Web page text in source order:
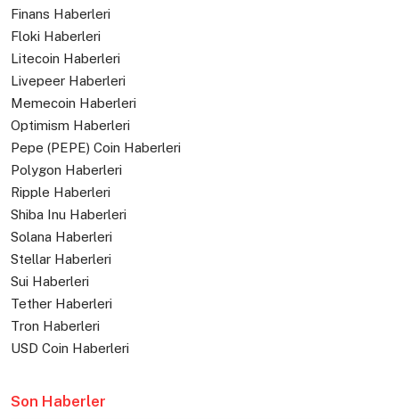
Finans Haberleri
Floki Haberleri
Litecoin Haberleri
Livepeer Haberleri
Memecoin Haberleri
Optimism Haberleri
Pepe (PEPE) Coin Haberleri
Polygon Haberleri
Ripple Haberleri
Shiba Inu Haberleri
Solana Haberleri
Stellar Haberleri
Sui Haberleri
Tether Haberleri
Tron Haberleri
USD Coin Haberleri
Son Haberler